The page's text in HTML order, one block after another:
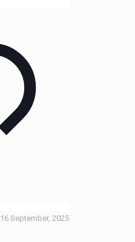
16 September, 2025